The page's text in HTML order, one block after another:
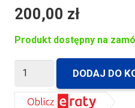
200,00 zł
Produkt dostępny na
ilość
Monaco
DODAJ DO